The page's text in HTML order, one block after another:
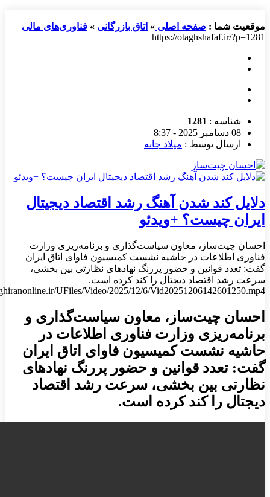
موقعیت شما : صفحه اصلی » اتاق بازرگانی » فناوری‌های مالی
https://otaghshafaf.ir/?p=1281
شناسه : 1281
08 دسامبر 2025 - 8:37
ارسال توسط : میلاد جانه
دلایل کند شدن آهنگ رشد اقتصاد دیجیتال
ایران چیست؟ +ویدئو
احسان چیت‌ساز، معاون سیاست‌گذاری و برنامه‌ریزی وزارت
فناوری اطلاعات در حاشیه نشست کمیسیون فاوای اتاق ایران
گفت: تعدد قوانین و حضور پررنگ نهادهای نظارتی بین بخشی،
سرعت رشد اقتصاد دیجتال را کند کرده است.
UFiles/Video/2025/12/6/Vid20251206142601250.mp4
احسان چیت‌ساز، معاون سیاست‌گذاری و
برنامه‌ریزی وزارت فناوری اطلاعات در
حاشیه نشست کمیسیون فاوای اتاق ایران
گفت: تعدد قوانین و حضور پررنگ نهادهای
نظارتی بین بخشی، سرعت رشد اقتصاد
دیجتال را کند کرده است.